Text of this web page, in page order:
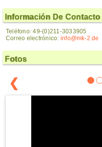
Información De Contacto
Teléfono: 49-(0)211-3033905
Correo electrónico: info@mk-2.de
Fotos
❮